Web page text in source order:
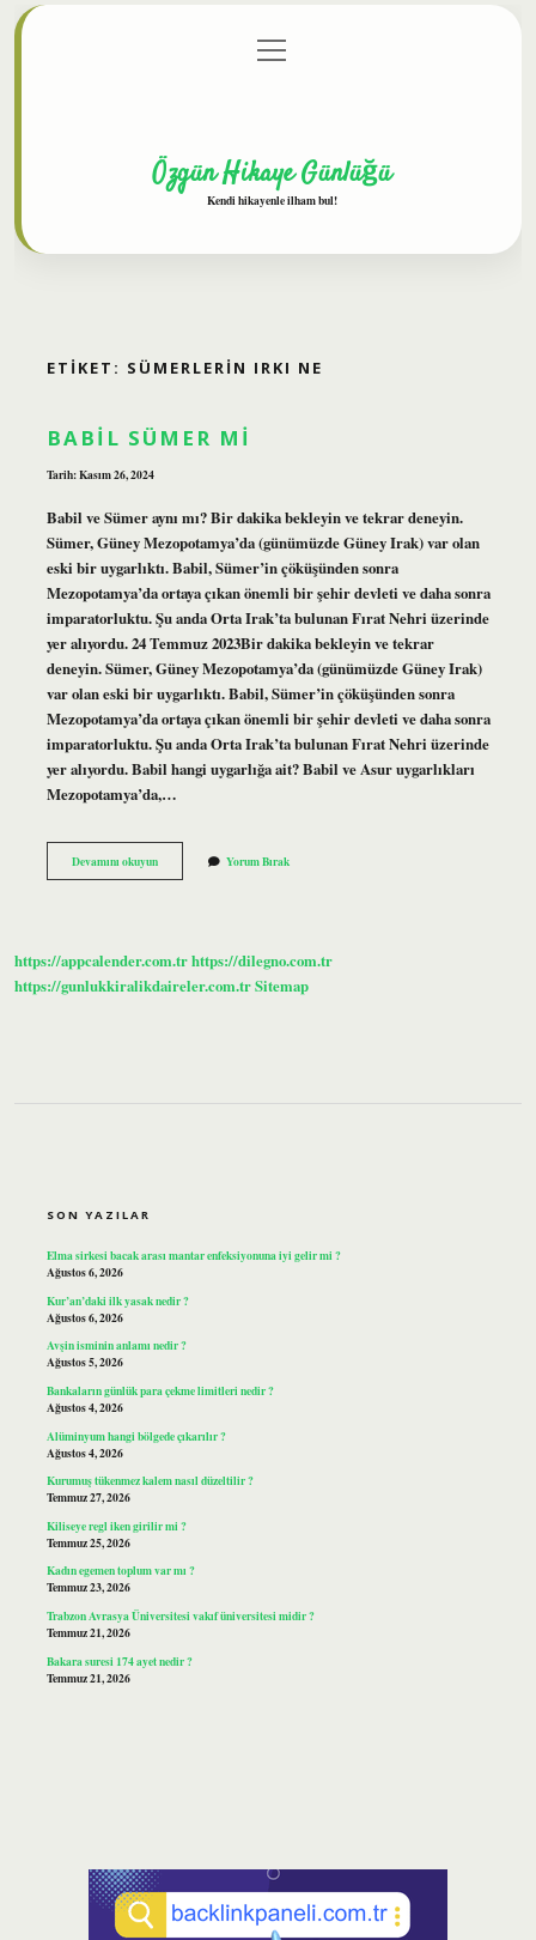
Gizlilik Politikası
menüyü
aç
Özgün Hikaye Günlüğü
Kendi hikayenle ilham bul!
ETIKET: SÜMERLERIN IRKI NE
BABIL SÜMER MI
Tarih: Kasım 26, 2024
Babil ve Sümer aynı mı? Bir dakika bekleyin ve tekrar deneyin.
Sümer, Güney Mezopotamya’da (günümüzde Güney Irak) var olan
eski bir uygarlıktı. Babil, Sümer’in çöküşünden sonra
Mezopotamya’da ortaya çıkan önemli bir şehir devleti ve daha sonra
imparatorluktu. Şu anda Orta Irak’ta bulunan Fırat Nehri üzerinde
yer alıyordu. 24 Temmuz 2023Bir dakika bekleyin ve tekrar
deneyin. Sümer, Güney Mezopotamya’da (günümüzde Güney Irak)
var olan eski bir uygarlıktı. Babil, Sümer’in çöküşünden sonra
Mezopotamya’da ortaya çıkan önemli bir şehir devleti ve daha sonra
imparatorluktu. Şu anda Orta Irak’ta bulunan Fırat Nehri üzerinde
yer alıyordu. Babil hangi uygarlığa ait? Babil ve Asur uygarlıkları
Mezopotamya’da,…
Devamını okuyunBabil
Sümer
Yorum Bırak
https://appcalender.com.trhttps://dilegno.com.tr
https://gunlukkiralikdaireler.com.trSitemap
SON YAZILAR
Elma sirkesi bacak arası mantar enfeksiyonuna iyi gelir mi ?
Ağustos 6, 2026
Kur’an’daki ilk yasak nedir ?
Ağustos 6, 2026
Avşin isminin anlamı nedir ?
Ağustos 5, 2026
Bankaların günlük para çekme limitleri nedir ?
Ağustos 4, 2026
Alüminyum hangi bölgede çıkarılır ?
Ağustos 4, 2026
Kurumuş tükenmez kalem nasıl düzeltilir ?
Temmuz 27, 2026
Kiliseye regl iken girilir mi ?
Temmuz 25, 2026
Kadın egemen toplum var mı ?
Temmuz 23, 2026
Trabzon Avrasya Üniversitesi vakıf üniversitesi midir ?
Temmuz 21, 2026
Bakara suresi 174 ayet nedir ?
Temmuz 21, 2026